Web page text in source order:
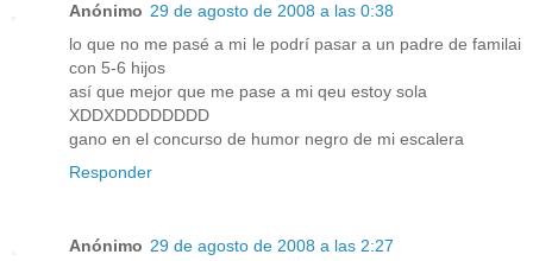
Anónimo 29 de agosto de 2008 a las 0:38
lo que no me pasé a mi le podrí pasar a un padre de familai
con 5-6 hijos
así que mejor que me pase a mi qeu estoy sola
XDDXDDDDDDDD
gano en el concurso de humor negro de mi escalera
Responder
Anónimo 29 de agosto de 2008 a las 2:27